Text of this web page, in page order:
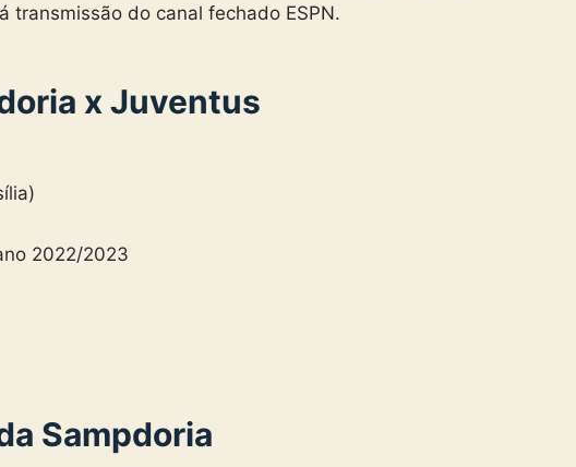
transmissão do canal fechado ESPN.
x Juventus
2022/2023
Sampdoria